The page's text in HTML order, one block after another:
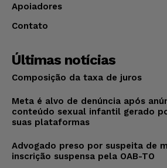
Apoiadores
Contato
Últimas notícias
Composição da taxa de juros
Meta é alvo de denúncia após
conteúdo sexual infantil gerado
suas plataformas
Advogado preso por suspeita de
inscrição suspensa pela OAB-TO